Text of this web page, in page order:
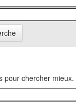
pour chercher mieux.